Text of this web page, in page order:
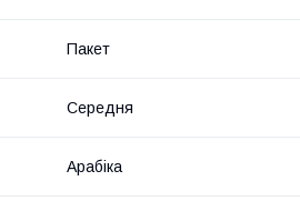
Пакет
Середня
Арабіка